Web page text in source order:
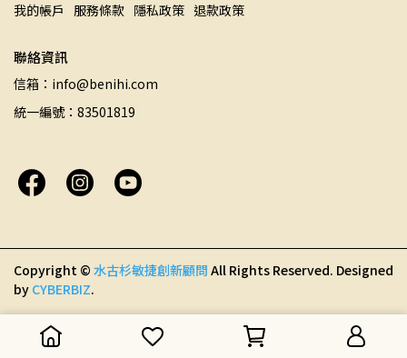
我的帳戶 服務條款 隱私政策 退款政策
聯絡資訊
信箱：info@benihi.com
統一編號：83501819
Copyright © 水古杉敏捷創新顧問 All Rights Reserved. Designed
by CYBERBIZ.